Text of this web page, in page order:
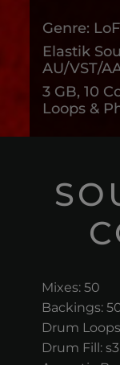
Genre:
Elastik
AU/VST/
3 GB, 10
Loops &
Mixes: 50
Backings:
Drum
Drum Fill: s3